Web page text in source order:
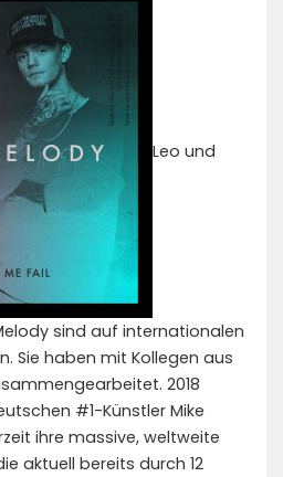
Leo und
sind auf internationalen
Sie haben mit Kollegen aus
2018
#1-Künstler Mike
ihre massive, weltweite
aktuell bereits durch 12